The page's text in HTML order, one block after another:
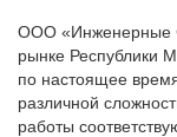
ООО «Инженерные
рынке Республики
по настоящее
различной
работы